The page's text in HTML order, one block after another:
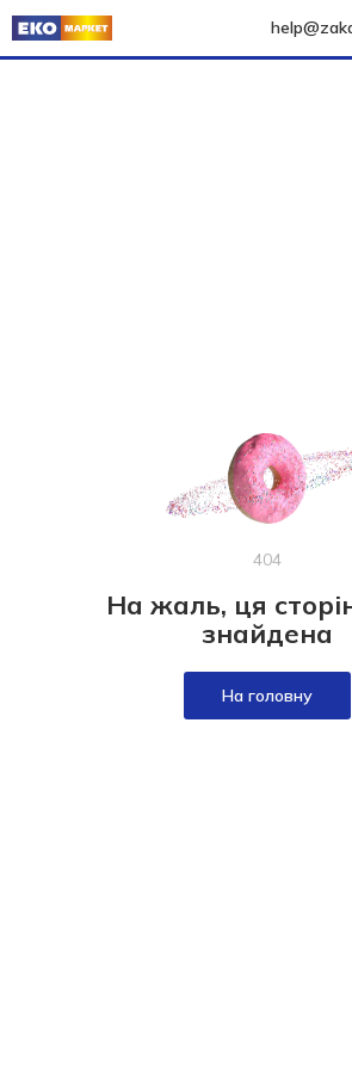
404
На жаль, ця
знайдена
На головну